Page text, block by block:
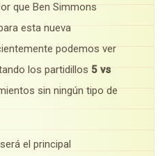
que Ben Simmons
esta nueva
podemos ver
los partidillos 5 vs
sin ningún tipo de
el principal